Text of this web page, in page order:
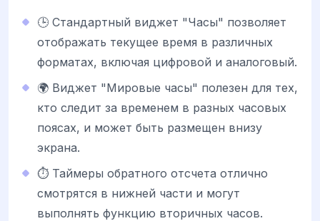
🕒 Стандартный виджет "Часы" позволяет
отображать текущее время в различных
форматах, включая цифровой и аналоговый.
🌍 Виджет "Мировые часы" полезен для тех,
кто следит за временем в разных часовых
поясах, и может быть размещен внизу
экрана.
⏱️ Таймеры обратного отсчета отлично
смотрятся в нижней части и могут
выполнять функцию вторичных часов.